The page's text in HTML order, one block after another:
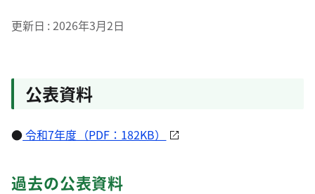
更新日 2026年3月2日
公表資料
●令和7年度（PDF：182KB）
過去の公表資料